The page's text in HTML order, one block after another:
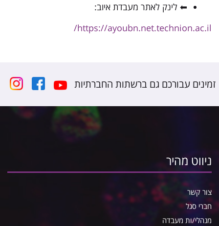
⬅ לינק לאתר מעבדת איוב:
https://ayoubn.net.technion.ac.il/
זמינים עבורכם גם ברשתות החברתיות
ניווט מהיר
צור קשר
חברי סגל
מנהלי/ות מעבדה